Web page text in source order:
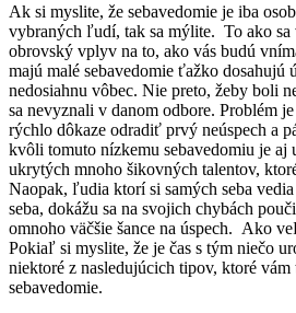
Ak si myslite, že sebavedomie je iba
vybraných ľudí, tak sa mýlite. To ako sa
obrovský vplyv na to, ako vás budú
majú malé sebavedomie ťažko dosahujú
nedosiahnu vôbec. Nie preto, žeby boli
sa nevyznali v danom odbore. Problém
rýchlo dôkaze odradiť prvý neúspech a
kvôli tomuto nízkemu sebavedomiu je aj
ukrytých mnoho šikovných talentov,
Naopak, ľudia ktorí si samých seba
seba, dokážu sa na svojich chybách
omnoho väčšie šance na úspech. Ako
Pokiaľ si myslite, že je čas s tým niečo
niektoré z nasledujúcich tipov, ktoré vám
sebavedomie.